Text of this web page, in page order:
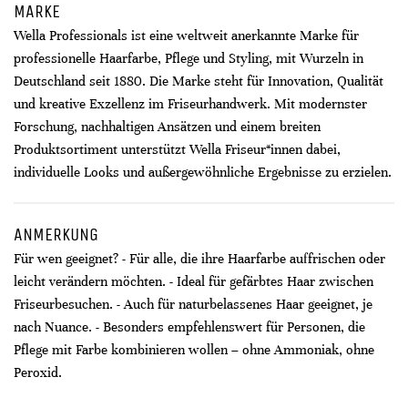
MARKE
Wella Professionals ist eine weltweit anerkannte Marke für
professionelle Haarfarbe, Pflege und Styling, mit Wurzeln in
Deutschland seit 1880. Die Marke steht für Innovation, Qualität
und kreative Exzellenz im Friseurhandwerk. Mit modernster
Forschung, nachhaltigen Ansätzen und einem breiten
Produktsortiment unterstützt Wella Friseur*innen dabei,
individuelle Looks und außergewöhnliche Ergebnisse zu erzielen.
ANMERKUNG
Für wen geeignet? - Für alle, die ihre Haarfarbe auffrischen oder
leicht verändern möchten. - Ideal für gefärbtes Haar zwischen
Friseurbesuchen. - Auch für naturbelassenes Haar geeignet, je
nach Nuance. - Besonders empfehlenswert für Personen, die
Pflege mit Farbe kombinieren wollen – ohne Ammoniak, ohne
Peroxid.